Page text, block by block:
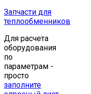
Запчасти для
теплообменников
Для расчета
оборудования
по
параметрам -
просто
заполните